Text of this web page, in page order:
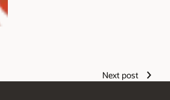
Next post